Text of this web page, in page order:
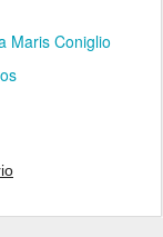
Maris Coniglio